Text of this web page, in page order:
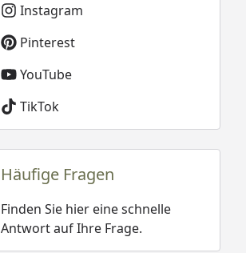
Instagram
Pinterest
YouTube
TikTok
Häufige Fragen
Finden Sie hier eine schnelle
Antwort auf Ihre Frage.